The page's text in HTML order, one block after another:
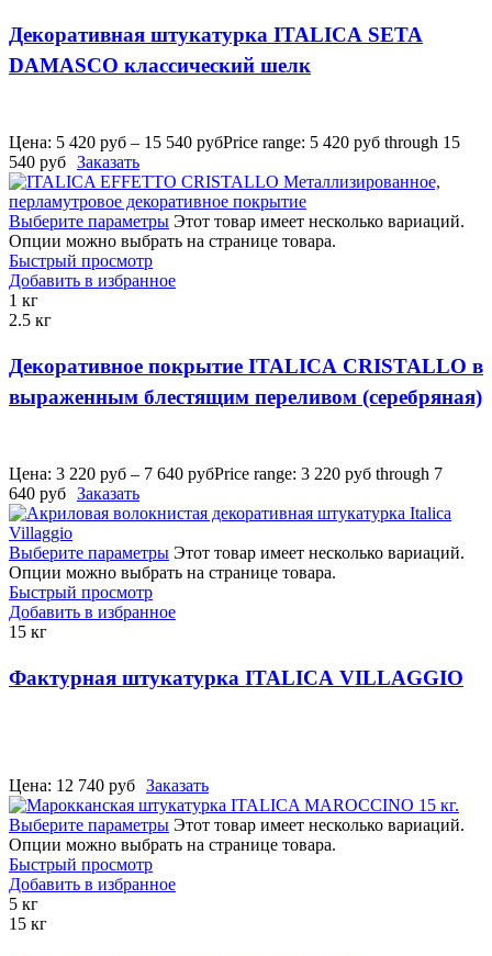
Декоративная штукатурка ITALICA SETA
DAMASCO классический шелк
Цена: 5 420 руб – 15 540 рубPrice range: 5 420 руб through 15
540 руб Заказать
Выберите параметры Этот товар имеет несколько вариаций.
Опции можно выбрать на странице товара.
Быстрый просмотр
Добавить в избранное
1 кг
2.5 кг
Декоративное покрытие ITALICA CRISTALLO в
выраженным блестящим переливом (серебряная)
Цена: 3 220 руб – 7 640 рубPrice range: 3 220 руб through 7
640 руб Заказать
Выберите параметры Этот товар имеет несколько вариаций.
Опции можно выбрать на странице товара.
Быстрый просмотр
Добавить в избранное
15 кг
Фактурная штукатурка ITALICA VILLAGGIO
Цена: 12 740 руб Заказать
Выберите параметры Этот товар имеет несколько вариаций.
Опции можно выбрать на странице товара.
Быстрый просмотр
Добавить в избранное
5 кг
15 кг